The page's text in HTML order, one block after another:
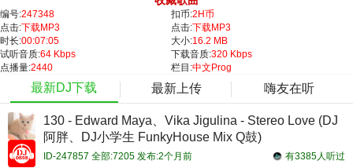
编号:247348 扣币:2H币
点击:下载MP3 点击:下载MP3
时长:00:07:05 大小:16.2 MB
试听音质:64 Kbps 下载音质:320 Kbps
点播量:2440 栏目:中文Prog
最新DJ下载 最新上传 嗨友在听
130 - Edward Maya、Vika Jigulina - Stereo Love (DJ
阿胖、DJ小学生 FunkyHouse Mix Q鼓)
有3385人听过
ID-247857 全部:7205 发布:2个月前